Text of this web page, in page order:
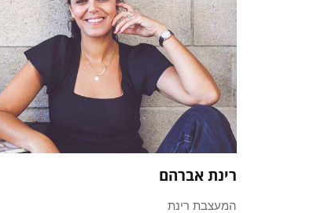
רינת אברהם
המעצבת רינת